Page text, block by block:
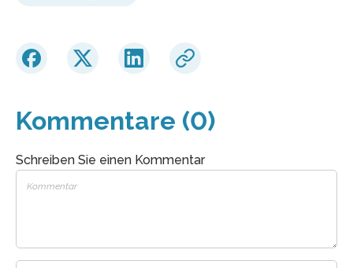
Kommentare (0)
Schreiben Sie einen Kommentar